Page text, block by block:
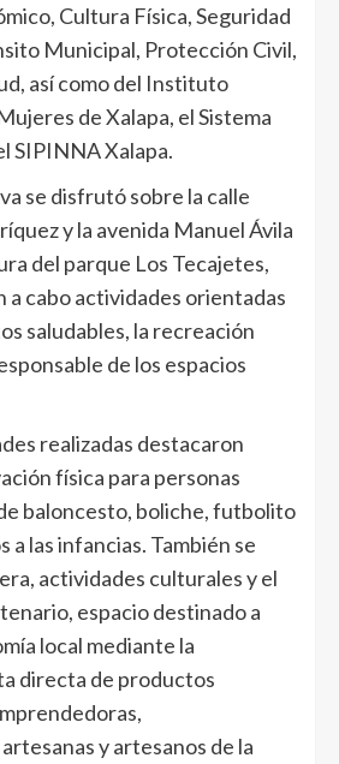
Cultura Física, Seguridad
Municipal, Protección Civil,
así como del Instituto
de Xalapa, el Sistema
SIPINNA Xalapa.
se disfrutó sobre la calle
y la avenida Manuel Ávila
del parque Los Tecajetes,
a cabo actividades orientadas
saludables, la recreación
de los espacios
realizadas destacaron
física para personas
baloncesto, boliche, futbolito
a las infancias. También se
actividades culturales y el
espacio destinado a
local mediante la
directa de productos
y artesanos de la